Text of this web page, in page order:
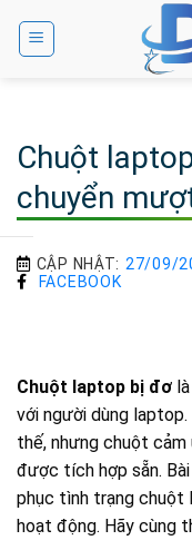
Chuột
chuyển
CẬP NHẬT: 27/09/
FACEBOOK
Chuột laptop bị đơ
với người dùng
thế, nhưng chuột cảm
được tích hợp sẵn.
phục tình trạng chuột
hoạt động. Hãy cùng